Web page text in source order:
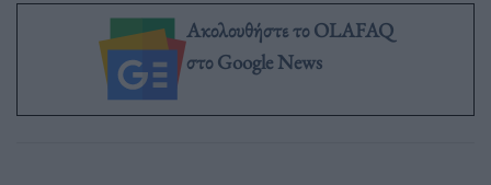
Ακολουθήστε το OLAFAQ
στο Google News